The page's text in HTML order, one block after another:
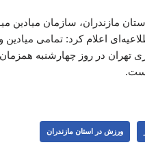
مازندران، سازمان میادین
اعلام کرد: تمامی میادین
تهران در روز چهارشنبه همزمان
ورزش در استان مازندران